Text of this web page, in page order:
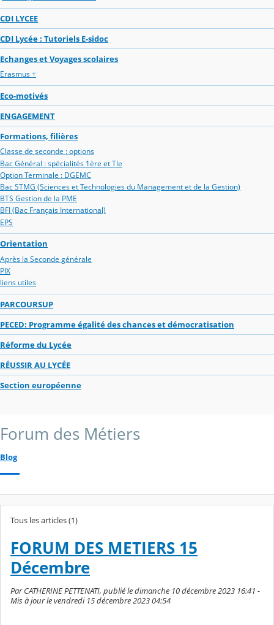
CDI LYCEE
CDI Lycée : Tutoriels E-sidoc
Echanges et Voyages scolaires
Erasmus +
Eco-motivés
ENGAGEMENT
Formations, filières
Classe de seconde : options
Bac Général : spécialités 1ère et Tle
Option Terminale : DGEMC
Bac STMG (Sciences et Technologies du Management et de la Gestion)
BTS Gestion de la PME
BFI (Bac Français International)
EPS
Orientation
Après la Seconde générale
PIX
liens utiles
PARCOURSUP
PECED: Programme égalité des chances et démocratisation
Réforme du Lycée
RÉUSSIR AU LYCÉE
Section européenne
Forum des Métiers
Blog
Tous les articles (1)
FORUM DES METIERS 15
Décembre
Par CATHERINE PETTENATI, publié le dimanche 10 décembre 2023 16:41 -
Mis à jour le vendredi 15 décembre 2023 04:54